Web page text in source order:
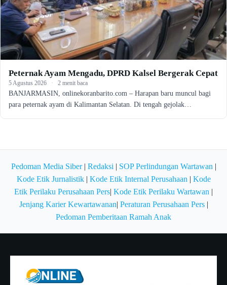
Peternak Ayam Mengadu, DPRD Kalsel Bergerak Cepat
5 Agustus 2026 · 2 menit baca
BANJARMASIN, onlinekoranbarito.com – Harapan baru muncul bagi
para peternak ayam di Kalimantan Selatan. Di tengah gejolak…
Pedoman Media Siber| Redaksi | SOP Perlindungan Wartawan |
Kode Etik Jurnalistik| Kode Etik Internal Perusahaan | Kode
Etik Perilaku Perusahaan Pers| Kode Etik Perilaku Wartawan |
Jenjang Karier Kewartawanan| Peraturan Perusahaan Pers|
Pedoman Pemberitaan Ramah Anak